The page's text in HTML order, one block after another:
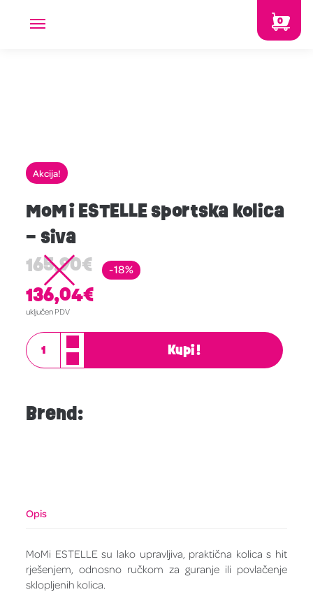
0
Akcija!
MoMi ESTELLE sportska kolica
– siva
165,90€
136,04€
uključen PDV
-18%
Kupi!
Brend:
Opis
MoMi ESTELLE su lako upravljiva, praktična kolica s hit
rješenjem, odnosno ručkom za guranje ili povlačenje
sklopljenih kolica.